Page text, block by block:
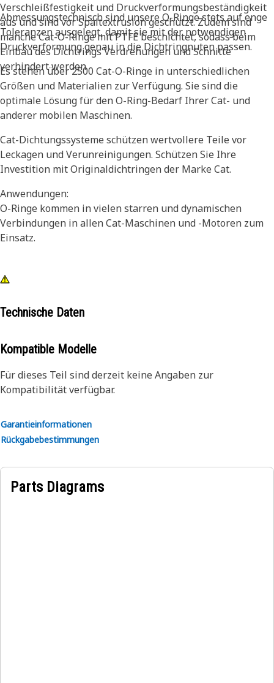
Verschleißfestigkeit und Druckverformungsbeständigkeit
aus und sind vor Spaltextrusion geschützt. Zudem sind
manche Cat-O-Ringe mit PTFE beschichtet, sodass beim
Einbau des Dichtrings Verdrehungen und Schnitte
verhindert werden.
Abmessungstechnisch sind unsere O-Ringe stets auf enge
Toleranzen ausgelegt, damit sie mit der notwendigen
Druckverformung genau in die Dichtringnuten passen.
Es stehen über 2500 Cat-O-Ringe in unterschiedlichen
Größen und Materialien zur Verfügung. Sie sind die
optimale Lösung für den O-Ring-Bedarf Ihrer Cat- und
anderer mobilen Maschinen.
Cat-Dichtungssysteme schützen wertvollere Teile vor
Leckagen und Verunreinigungen. Schützen Sie Ihre
Investition mit Originaldichtringen der Marke Cat.
Anwendungen:
O-Ringe kommen in vielen starren und dynamischen
Verbindungen in allen Cat-Maschinen und -Motoren zum
Einsatz.
Technische Daten
Kompatible Modelle
Für dieses Teil sind derzeit keine Angaben zur
Kompatibilität verfügbar.
Garantieinformationen
Rückgabebestimmungen
Parts Diagrams